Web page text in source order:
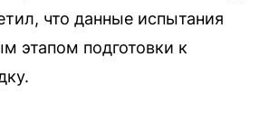
что данные испытания
этапом подготовки к